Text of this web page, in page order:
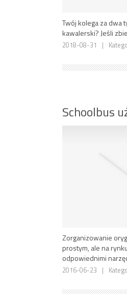
Twój kolega za dwa
kawalerski? Jeśli
2018-08-31 |
Schoolbus
Zorganizowanie
prostym, ale na
odpowiednimi
2016-06-23 |